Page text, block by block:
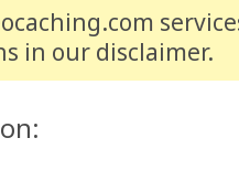
in our disclaimer.